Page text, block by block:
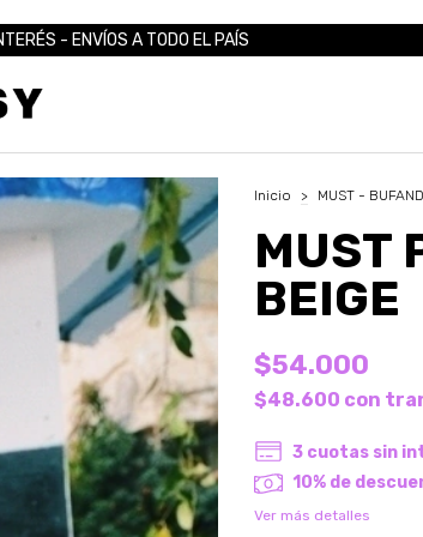
- ENVÍOS A TODO EL PAÍS
Inicio > MUST -
MUST
BEIGE
$54.000
$48.600 con
3 cuotas sin
10% de
Ver más detalles